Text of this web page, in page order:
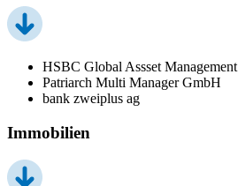
HSBC Global Assset Management
Patriarch Multi Manager GmbH
bank zweiplus ag
Immobilien